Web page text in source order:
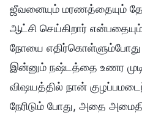
ஜீவனையும் மரணத்தையும்
ஆட்சி செய்கிறார் என்பதையும்
நோயை
இன்னும் நஷ்டத்தை உணர
விஷயத்தில் நான்
நேரிடும் போது, அதை